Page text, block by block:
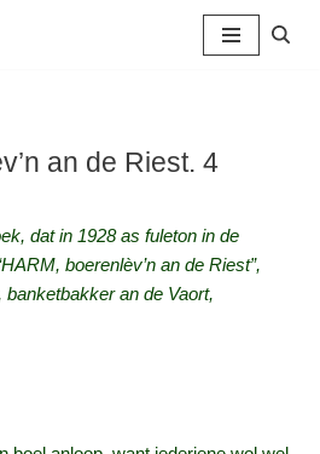
an de Riest. 4
dat in 1928 as fuleton in de
HARM, boerenlèv’n an de Riest”,
an de Vaort,